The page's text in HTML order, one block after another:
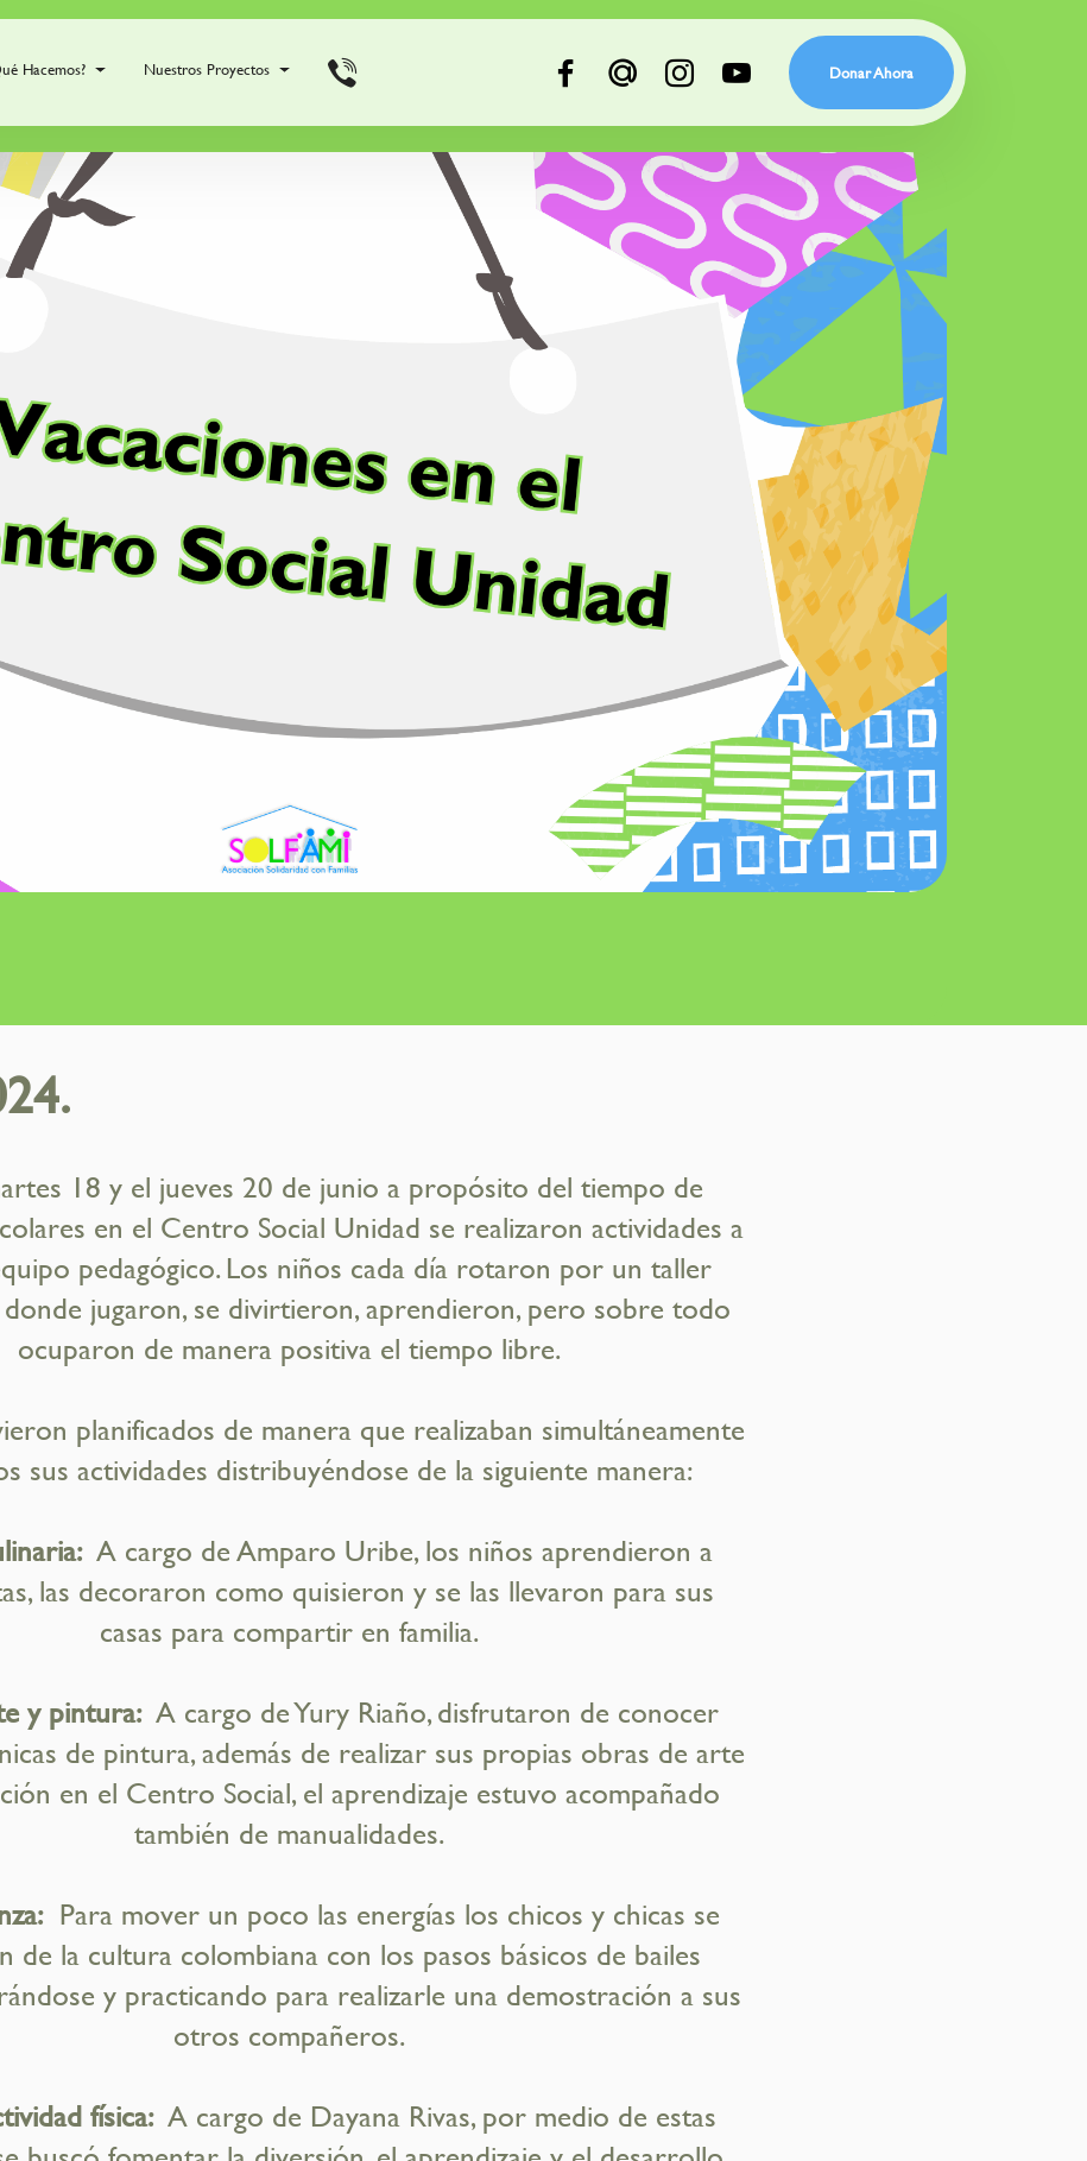
Hacemos? Nuestros Proyectos Donar Ahora
18 y el jueves 20 de junio a propósito del tiempo de
en el Centro Social Unidad se realizaron actividades a
pedagógico. Los niños cada día rotaron por un taller
jugaron, se divirtieron, aprendieron, pero sobre todo
ocuparon de manera positiva el tiempo libre.
planificados de manera que realizaban simultáneamente
sus actividades distribuyéndose de la siguiente manera:
A cargo de Amparo Uribe, los niños aprendieron a
las decoraron como quisieron y se las llevaron para sus
casas para compartir en familia.
y pintura:A cargo de Yury Riaño, disfrutaron de conocer
de pintura, además de realizar sus propias obras de arte
en el Centro Social, el aprendizaje estuvo acompañado
también de manualidades.
Para mover un poco las energías los chicos y chicas se
de la cultura colombiana con los pasos básicos de bailes
y practicando para realizarle una demostración a sus
otros compañeros.
física:A cargo de Dayana Rivas, por medio de estas